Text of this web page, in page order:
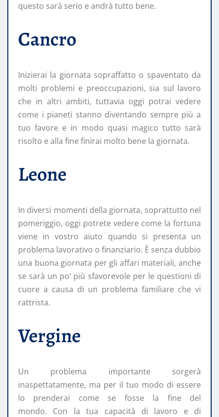
questo sarà serio e andrà tutto bene.
Cancro
Inizierai la giornata sopraffatto o spaventato da
molti problemi e preoccupazioni, sia sul lavoro
che in altri ambiti, tuttavia oggi potrai vedere
come i pianeti stanno diventando sempre più a
tuo favore e in modo quasi magico tutto sarà
risolto e alla fine finirai molto bene la giornata.
Leone
In diversi momenti della giornata, soprattutto nel
pomeriggio, oggi potrete vedere come la fortuna
viene in vostro aiuto quando si presenta un
problema lavorativo o finanziario. È senza dubbio
una buona giornata per gli affari materiali, anche
se sarà un po’ più sfavorevole per le questioni di
cuore a causa di un problema familiare che vi
rattrista.
Vergine
Un problema importante sorgerà
inaspettatamente, ma per il tuo modo di essere
lo prenderai come se fosse la fine del
mondo. Con la tua capacità di lavoro e di